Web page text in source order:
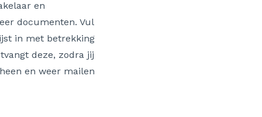
en
documenten. Vul
in met betrekking
deze, zodra jij
en weer mailen